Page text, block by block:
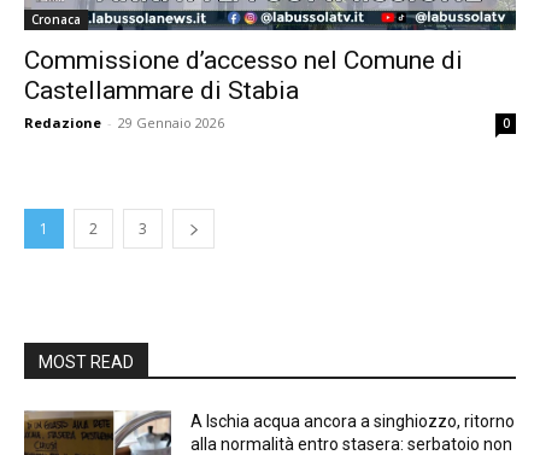
Cronaca
Commissione d’accesso nel Comune di
Castellammare di Stabia
Redazione - 29 Gennaio 2026 0
1 2 3
MOST READ
A Ischia acqua ancora a singhiozzo, ritorno
alla normalità entro stasera: serbatoio non